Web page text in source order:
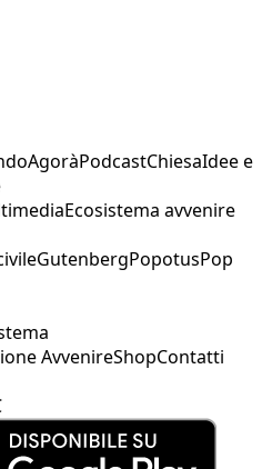
AgoràPodcastChiesaIdee e
Ecosistema avvenire
GutenbergPopotusPop
AvvenireShopContatti